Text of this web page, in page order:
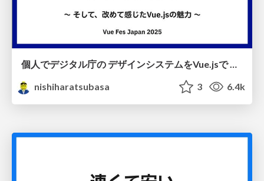
個人でデジタル庁の デザインシステムをVue.jsで 作っている話
nishiharatsubasa
3 6.4k